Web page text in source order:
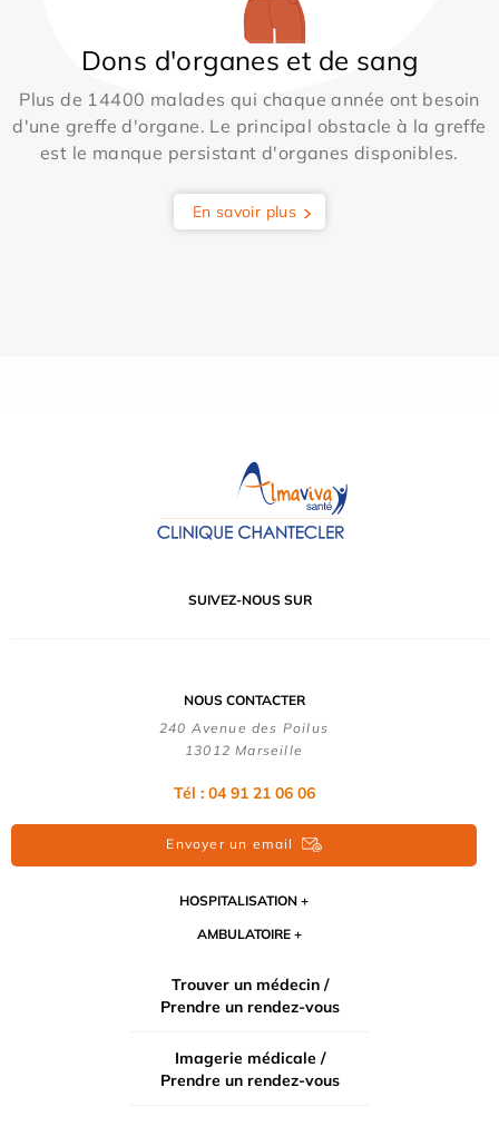
Dons d'organes et de sang
Plus de 14400 malades qui chaque année ont besoin
d'une greffe d'organe. Le principal obstacle à la greffe
est le manque persistant d'organes disponibles.
En savoir plus
SUIVEZ-NOUS SUR
NOUS CONTACTER
240 Avenue des Poilus
13012 Marseille
Tél : 04 91 21 06 06
Envoyer un email
HOSPITALISATION
AMBULATOIRE
Trouver un médecin /
Prendre un rendez-vous
Imagerie médicale /
Prendre un rendez-vous